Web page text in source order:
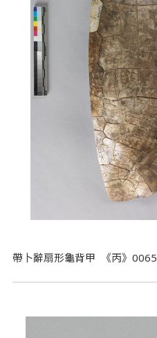
帶卜辭扇形龜背甲 《丙》0065